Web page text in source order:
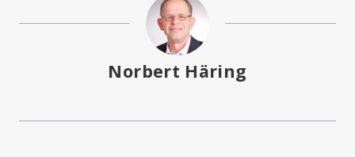
Norbert Häring